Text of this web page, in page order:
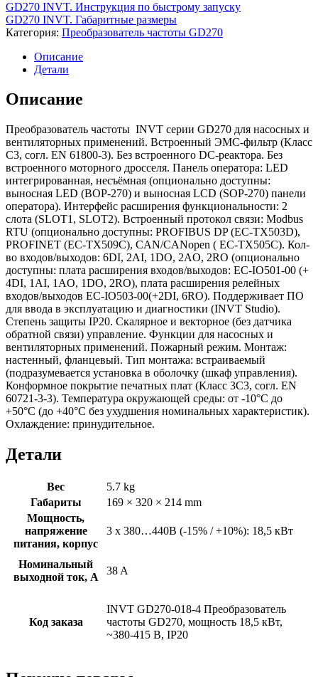
GD270 INVT. Инструкция по быстрому запуску
GD270 INVT. Габаритные размеры
Категория: Преобразователь частоты GD270
Описание
Детали
Описание
Преобразователь частоты INVT серии GD270 для насосных и
вентиляторных применений. Встроенный ЭМС-фильтр (Класс
С3, согл. EN 61800-3). Без встроенного DC-реактора. Без
встроенного моторного дросселя. Панель оператора: LED
интегрированная, несъёмная (опционально доступны:
выносная LED (BOP-270) и выносная LCD (SOP-270) панели
оператора). Интерфейс расширения функциональности: 2
слота (SLOT1, SLOT2). Встроенный протокол связи: Modbus
RTU (опционально доступны: PROFIBUS DP (EC-ТХ503D),
PROFINET (EC-ТХ509C), CAN/CANopen ( EC-TX505C). Кол-
во входов/выходов: 6DI, 2AI, 1DO, 2AO, 2RO (опционально
доступны: плата расширения входов/выходов: EC-IO501-00 (+
4DI, 1AI, 1AO, 1DO, 2RO), плата расширения релейных
входов/выходов EC-IO503-00(+2DI, 6RO). Поддерживает ПО
для ввода в эксплуатацию и диагностики (INVT Studio).
Степень защиты IP20. Скалярное и векторное (без датчика
обратной связи) управление. Функции для насосных и
вентиляторных применений. Пожарный режим. Монтаж:
настенный, фланцевый. Тип монтажа: встраиваемый
(подразумевается установка в оболочку (шкаф управления).
Конформное покрытие печатных плат (Класс 3С3, согл. EN
60721-3-3). Температура окружающей среды: от -10°C до
+50°C (до +40°C без ухудшения номинальных характеристик).
Охлаждение: принудительное.
Детали
Вес
5.7 kg
Габариты
169 × 320 × 214 mm
Мощность,
напряжение
питания, корпус
3 х 380…440В (-15% / +10%): 18,5 кВт
Номинальный
выходной ток, А
38 A
Код заказа
INVT GD270-018-4 Преобразователь
частоты GD270, мощность 18,5 кВт,
~380-415 В, IP20